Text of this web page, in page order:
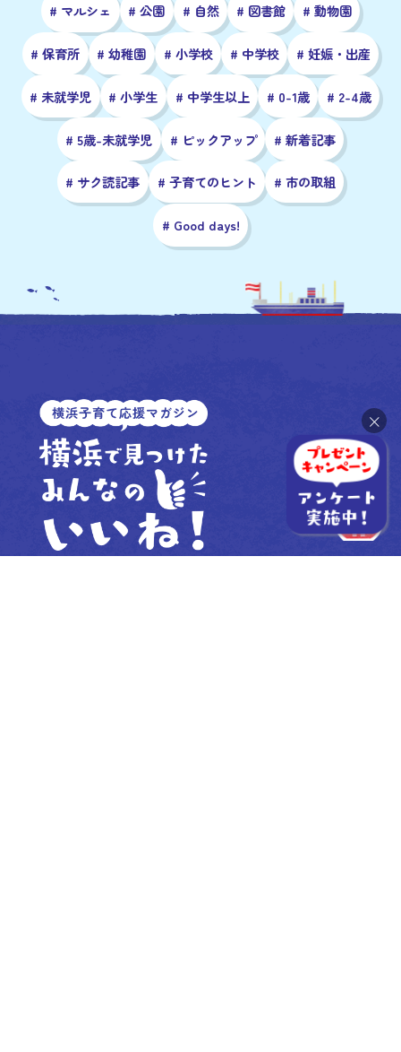
# マルシェ # 公園 # 自然 # 図書館 # 動物園
# 保育所 # 幼稚園 # 小学校 # 中学校 # 妊娠・出産
# 未就学児 # 小学生 # 中学生以上 # 0-1歳 # 2-4歳
# 5歳-未就学児 # ピックアップ # 新着記事
# サク読記事 # 子育てのヒント # 市の取組
# Good days!
×